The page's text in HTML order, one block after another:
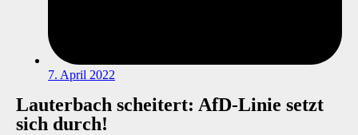
7. April 2022
Lauterbach scheitert: AfD-Linie setzt
sich durch!